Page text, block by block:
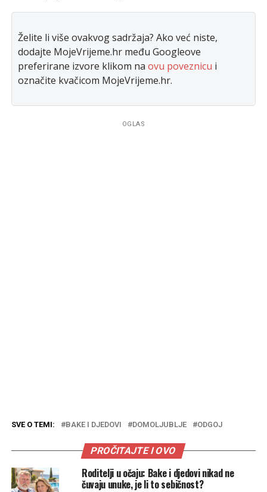
Želite li više ovakvog sadržaja? Ako već niste,
dodajte MojeVrijeme.hr među Googleove
preferirane izvore klikom na ovu poveznicu i
označite kvačicom MojeVrijeme.hr.
OGLAS
SVE O TEMI: BAKE I DJEDOVI DOMOLJUBLJE ODGOJ
PROČITAJTE I OVO
Roditelji u očaju: Bake i djedovi nikad ne
čuvaju unuke, je li to sebičnost?